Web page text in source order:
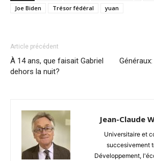
Joe Biden
Trésor fédéral yuan
Article précédent
À 14 ans, que faisait Gabriel
dehors la nuit?
Jean-Claude
Universitaire et
succesivement
Développement,